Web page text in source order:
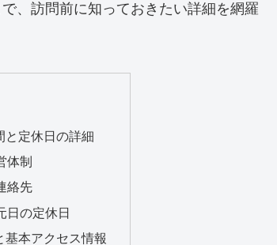
、訪問前に知っておきたい詳細を網羅
と定休日の詳細
体制
絡先
日の定休日
基本アクセス情報